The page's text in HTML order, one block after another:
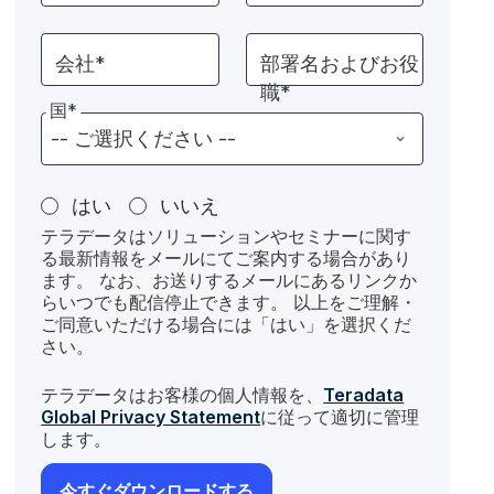
会社*
部署名およびお役
職*
国*
はい いいえ
テラデータはソリューションやセミナーに関す
る最新情報をメールにてご案内する場合があり
ます。 なお、お送りするメールにあるリンクか
らいつでも配信停止できます。 以上をご理解・
ご同意いただける場合には「はい」を選択くだ
さい。
テラデータはお客様の個人情報を、 Teradata
Global Privacy Statementに従って適切に管理
します。